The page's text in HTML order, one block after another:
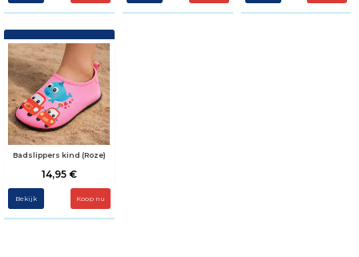
Badslippers kind (Roze)
14,95 €
Bekijk Koop nu